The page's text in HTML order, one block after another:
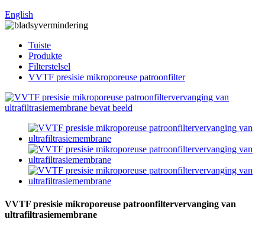
English
Tuiste
Produkte
Filterstelsel
VVTF presisie mikroporeuse patroonfilter
VVTF presisie mikroporeuse patroonfiltervervanging van
ultrafiltrasiemembrane